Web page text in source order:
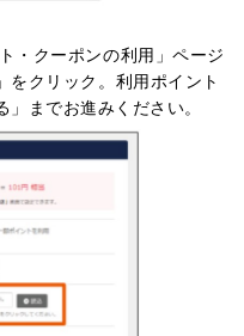
・クーポンの利用」ページ
をクリック。利用ポイント
までお進みください。